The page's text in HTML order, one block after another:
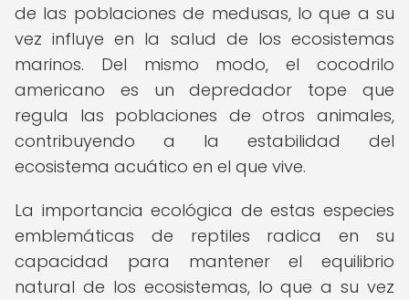
de las poblaciones de medusas, lo que a su
vez influye en la salud de los ecosistemas
marinos. Del mismo modo, el cocodrilo
americano es un depredador tope que
regula las poblaciones de otros animales,
contribuyendo a la estabilidad del
ecosistema acuático en el que vive.
La importancia ecológica de estas especies
emblemáticas de reptiles radica en su
capacidad para mantener el equilibrio
natural de los ecosistemas, lo que a su vez